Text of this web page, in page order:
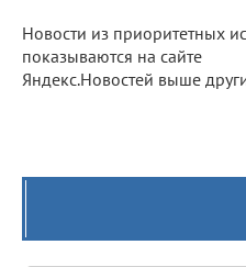
Новости из приоритетных
показываются на сайте
Яндекс.Новостей выше